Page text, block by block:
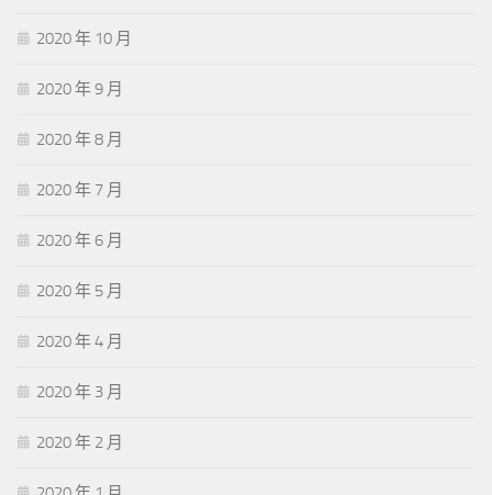
2020 年 10 月
2020 年 9 月
2020 年 8 月
2020 年 7 月
2020 年 6 月
2020 年 5 月
2020 年 4 月
2020 年 3 月
2020 年 2 月